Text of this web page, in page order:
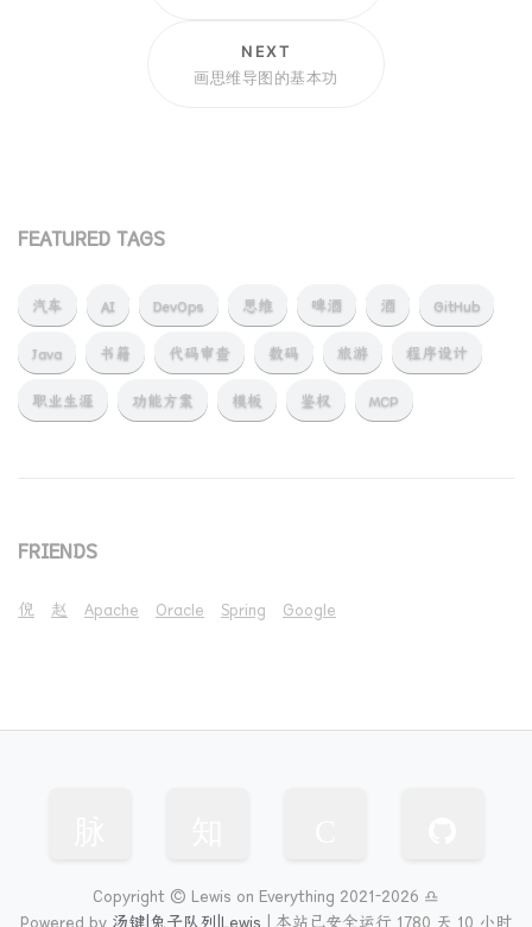
NEXT
画思维导图的基本功
FEATURED TAGS
汽车 AI DevOps 思维 啤酒 酒 GitHub
Java 书籍 代码审查 数码 旅游 程序设计
职业生涯 功能方案 模板 鉴权 MCP
FRIENDS
倪 赵 Apache Oracle Spring Google
Copyright © Lewis on Everything 2021-2026 ♎
Powered by 汤键|兔子队列|Lewis 本站已安全运行 1780 天 10 小时